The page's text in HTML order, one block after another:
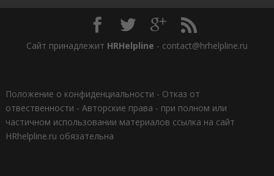
Сайт принадлежит HRHelpline - contact@hrhelpline.ru
Положение о конфиденциальности - Отказ от
отвественности - Авторские права - при полном или
частичном использовании материалов ссылка на сайт
HRhelpline.ru обязательна